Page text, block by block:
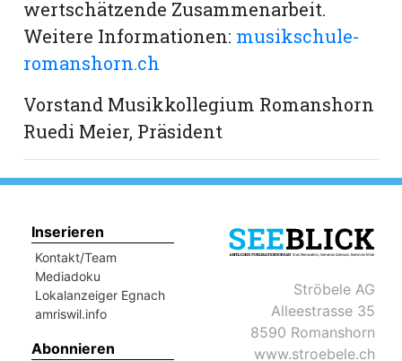
wertschätzende Zusammenarbeit.
Weitere Informationen: musikschule-
romanshorn.ch
Vorstand Musikkollegium Romanshorn
Ruedi Meier, Präsident
Inserieren
Kontakt/Team
Mediadoku
Lokalanzeiger Egnach
amriswil.info
Abonnieren
Ströbele AG
Alleestrasse 35
8590 Romanshorn
www.stroebele.ch